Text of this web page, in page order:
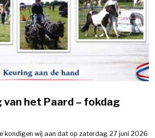
van het Paard – fokdag
kondigen wij aan dat op zaterdag 27 juni 2026